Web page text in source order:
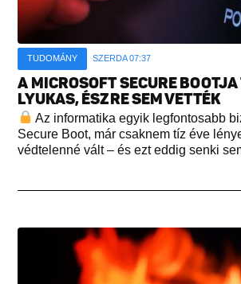
TUDOMÁNY SZERDA 07:37
A MICROSOFT SECURE
LYUKAS, ÉSZRE SEM VETTÉK
Az informatika egyik legfontosabb
Secure Boot, már csaknem tíz éve
védtelenné vált – és ezt eddig senki